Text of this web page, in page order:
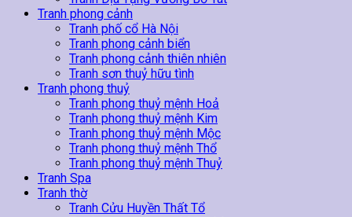
Tranh phong cảnh
Tranh phố cổ Hà Nội
Tranh phong cảnh biển
Tranh phong cảnh thiên nhiên
Tranh sơn thuỷ hữu tình
Tranh phong thuỷ
Tranh phong thuỷ mệnh Hoả
Tranh phong thuỷ mệnh Kim
Tranh phong thuỷ mệnh Mộc
Tranh phong thuỷ mệnh Thổ
Tranh phong thuỷ mệnh Thuỷ
Tranh Spa
Tranh thờ
Tranh Cửu Huyền Thất Tổ